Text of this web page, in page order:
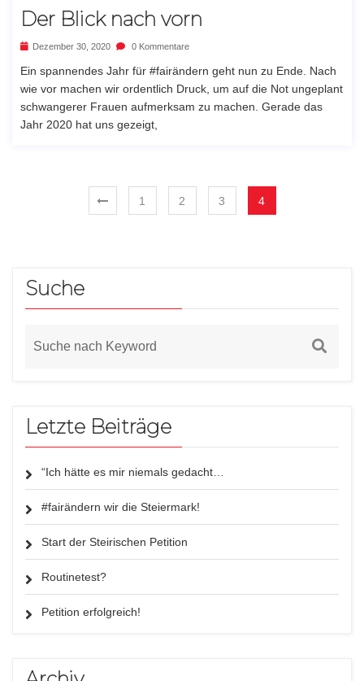
Der Blick nach vorn
Dezember 30, 2020 0 Kommentare
Ein spannendes Jahr für #fairändern geht nun zu Ende. Nach
wie vor machen wir ordentlich Druck, um auf die Not ungeplant
schwangerer Frauen aufmerksam zu machen. Gerade das
Jahr 2020 hat uns gezeigt,
1 2 3 4
Suche
Letzte Beiträge
“Ich hätte es mir niemals gedacht…
#fairändern wir die Steiermark!
Start der Steirischen Petition
Routinetest?
Petition erfolgreich!